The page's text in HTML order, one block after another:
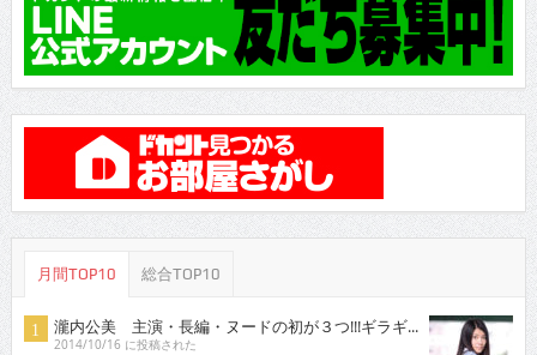
月間TOP10 総合TOP10
瀧内公美 主演・長編・ヌードの初が３つ!!!ギラギ...
2014/10/16 に投稿された